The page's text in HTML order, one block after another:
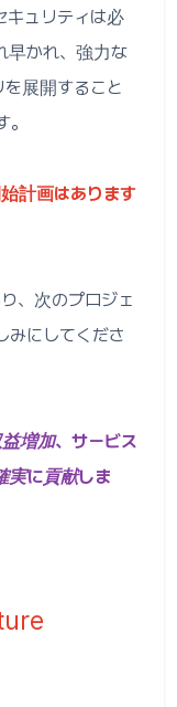
キュリティは必
早かれ、強力な
展開すること
計画はあります
り、次のプロジェ
みにしてくださ
増加、サービス
実に貢献しま